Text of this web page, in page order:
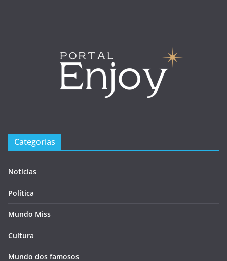
Categorias
Notícias
Política
Mundo Miss
Cultura
Mundo dos famosos